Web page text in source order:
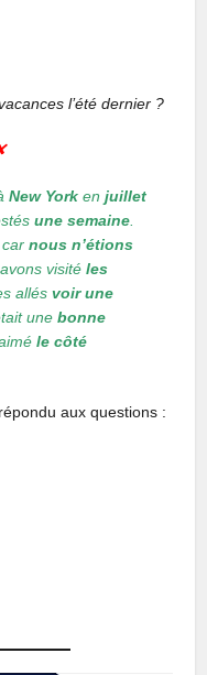
l’été dernier ?
New York enjuillet
une semaine
carnous n’étions
avons visitéles
allésvoirune
unebonne
le côté
aux questions :